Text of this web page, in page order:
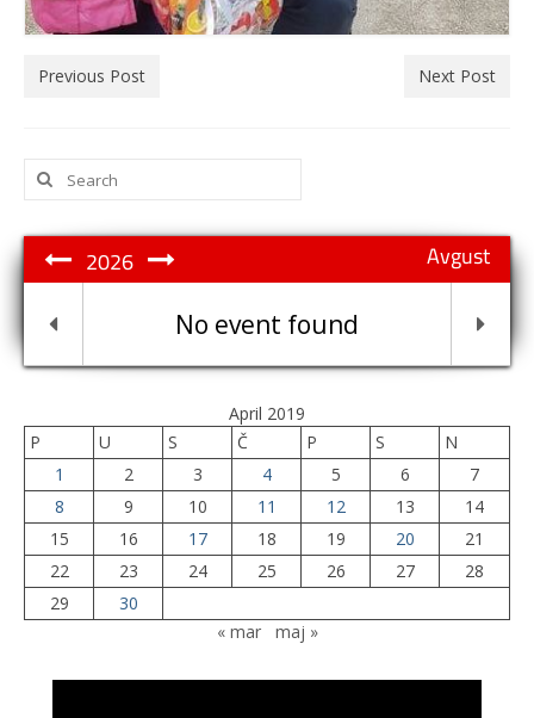
Previous Post Next Post
Search
for:
Avgust
2026
No event found
April 2019
P
U S Č P S
N
1
2 3 4 5 6
7
8
9 10 11 12 13
14
15
16 17 18 19 20
21
22
23 24 25 26 27
28
29
30
« mar
maj »